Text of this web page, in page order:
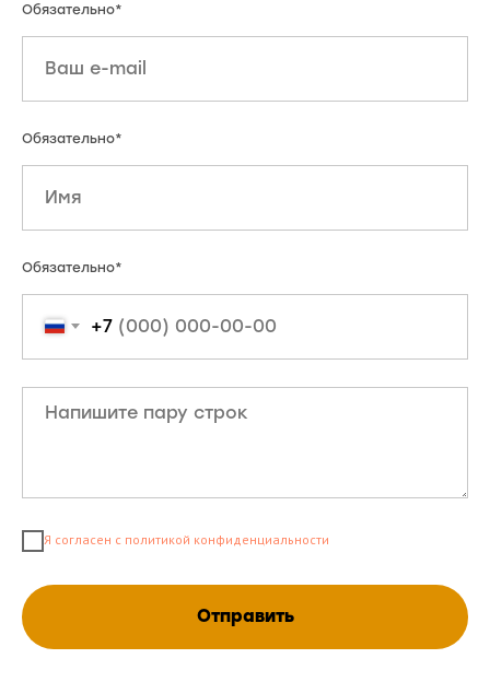
Обязательно*
Обязательно*
Обязательно*
+7
Я согласен с политикой конфиденциальности
Отправить